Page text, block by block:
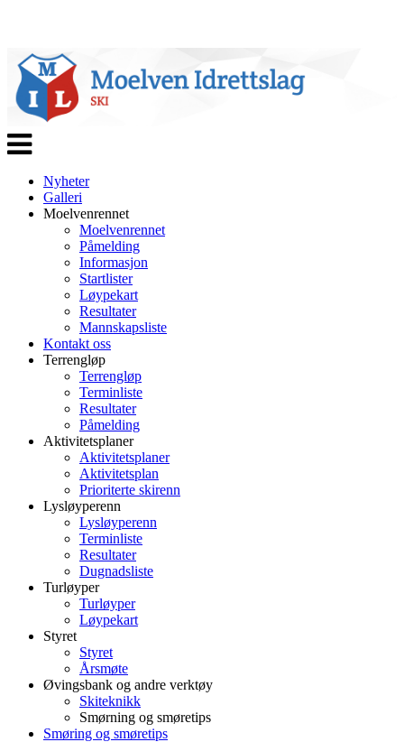
Veksle
navigasjon
Nyheter
Galleri
Moelvenrennet
Moelvenrennet
Påmelding
Informasjon
Startlister
Løypekart
Resultater
Mannskapsliste
Kontakt oss
Terrengløp
Terrengløp
Terminliste
Resultater
Påmelding
Aktivitetsplaner
Aktivitetsplaner
Aktivitetsplan
Prioriterte skirenn
Lysløyperenn
Lysløyperenn
Terminliste
Resultater
Dugnadsliste
Turløyper
Turløyper
Løypekart
Styret
Styret
Årsmøte
Øvingsbank og andre verktøy
Skiteknikk
Smørning og smøretips
Smøring og smøretips